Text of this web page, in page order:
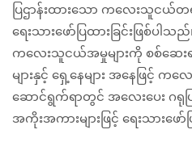
ပြဌာန်းထားသော ကလေးသူငယ်တ
ရေးသားဖော်ပြထားခြင်းဖြစ်
ကလေးသူငယ်အမှုများကို စစ်ဆေ
များနှင့် ရှေ့နေများ အနေဖြင့်
ဆောင်ရွက်ရာတွင် အလေးပေး ဂရု
အကိုးအကားများဖြင့် ရေးသားဖေ